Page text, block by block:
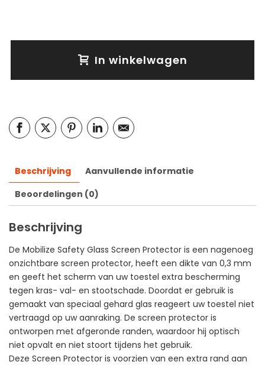
In winkelwagen
Beschrijving
Aanvullende informatie
Beoordelingen (0)
Beschrijving
De Mobilize Safety Glass Screen Protector is een nagenoeg
onzichtbare screen protector, heeft een dikte van 0,3 mm
en geeft het scherm van uw toestel extra bescherming
tegen kras- val- en stootschade. Doordat er gebruik is
gemaakt van speciaal gehard glas reageert uw toestel niet
vertraagd op uw aanraking. De screen protector is
ontworpen met afgeronde randen, waardoor hij optisch
niet opvalt en niet stoort tijdens het gebruik.
Deze Screen Protector is voorzien van een extra rand aan